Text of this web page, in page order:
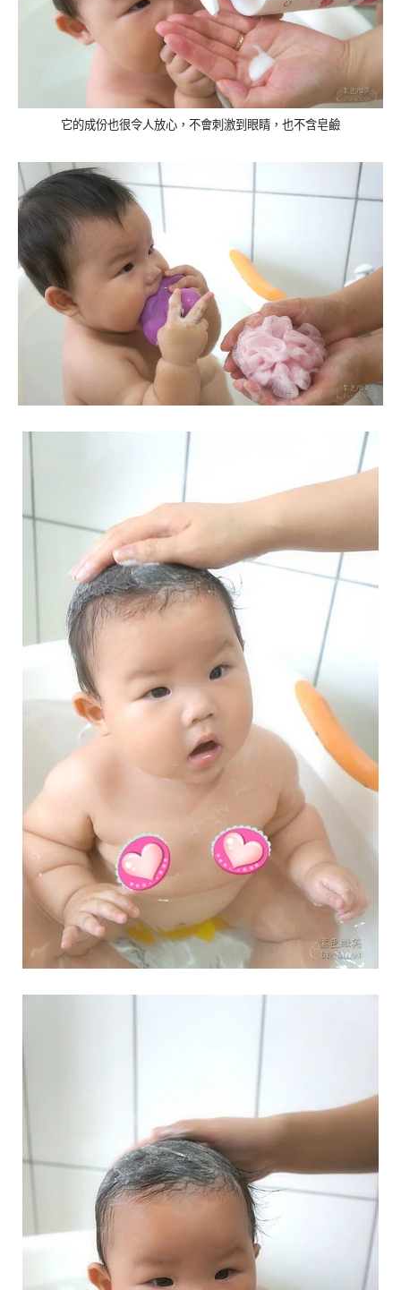
它的成份也很令人放心，不會刺激到眼睛，也不含皂鹼